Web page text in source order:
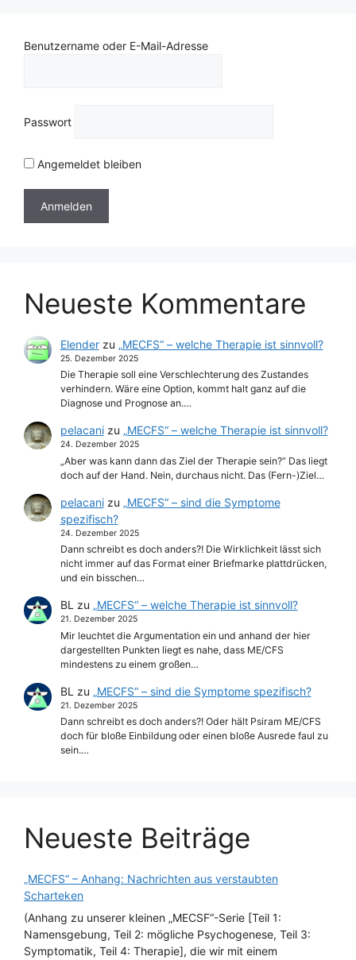
Benutzername oder E-Mail-Adresse
Passwort
Angemeldet bleiben
Neueste Kommentare
Elenderzu „MECFS“ – welche Therapie ist sinnvoll?
25. Dezember 2025
Die Therapie soll eine Verschlechterung des Zustandes
verhindern. Wäre eine Option, kommt halt ganz auf die
Diagnose und Prognose an.…
pelacanizu „MECFS“ – welche Therapie ist sinnvoll?
24. Dezember 2025
„Aber was kann dann das Ziel der Therapie sein?“ Das liegt
doch auf der Hand. Nein, durchaus nicht. Das (Fern-)Ziel…
pelacanizu „MECFS“ – sind die Symptome
spezifisch?
24. Dezember 2025
Dann schreibt es doch anders?! Die Wirklichkeit lässt sich
nicht immer auf das Format einer Briefmarke plattdrücken,
und ein bisschen…
BL zu „MECFS“ – welche Therapie ist sinnvoll?
21. Dezember 2025
Mir leuchtet die Argumentation ein und anhand der hier
dargestellten Punkten liegt es nahe, dass ME/CFS
mindestens zu einem großen…
BL zu „MECFS“ – sind die Symptome spezifisch?
21. Dezember 2025
Dann schreibt es doch anders?! Oder hält Psiram ME/CFS
doch für bloße Einbildung oder einen bloße Ausrede faul zu
sein.…
Neueste Beiträge
„MECFS“ – Anhang: Nachrichten aus verstaubten
Scharteken
(Anhang zu unserer kleinen „MECSF“-Serie [Teil 1:
Namensgebung, Teil 2: mögliche Psychogenese, Teil 3:
Symptomatik, Teil 4: Therapie], die wir mit einem